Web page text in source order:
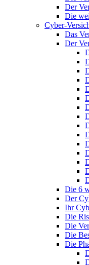
Der
Die
Cyber-
Das
Der
Die 6
Der
Ihr
Die
Die
Die
Die